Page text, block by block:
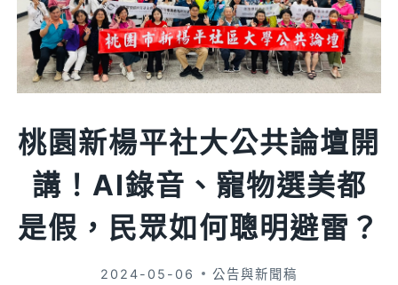
桃園新楊平社大公共論壇開
講！AI錄音、寵物選美都
是假，民眾如何聰明避雷？
2024-05-06 公告與新聞稿